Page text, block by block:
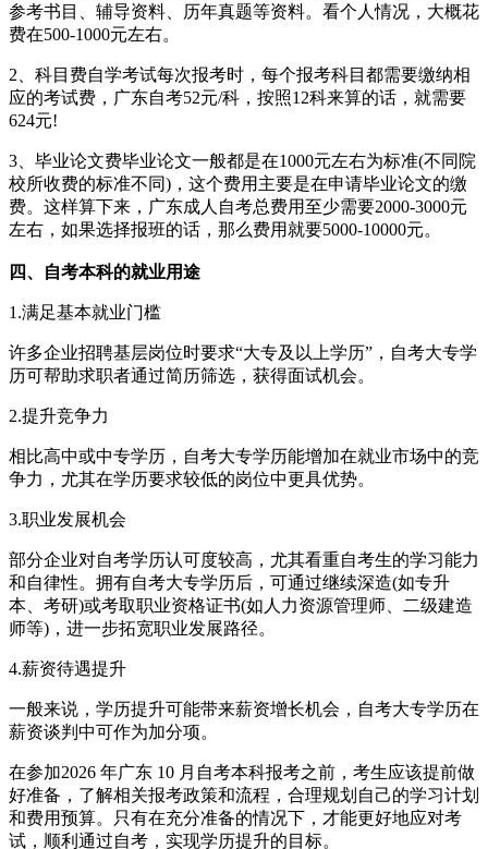
参考书目、辅导资料、历年真题等资料。看个人情况，大概花
费在500-1000元左右。
2、科目费自学考试每次报考时，每个报考科目都需要缴纳相
应的考试费，广东自考52元/科，按照12科来算的话，就需要
624元!
3、毕业论文费毕业论文一般都是在1000元左右为标准(不同院
校所收费的标准不同)，这个费用主要是在申请毕业论文的缴
费。这样算下来，广东成人自考总费用至少需要2000-3000元
左右，如果选择报班的话，那么费用就要5000-10000元。
四、自考本科的就业用途
1.满足基本就业门槛
许多企业招聘基层岗位时要求“大专及以上学历”，自考大专学
历可帮助求职者通过简历筛选，获得面试机会。
2.提升竞争力
相比高中或中专学历，自考大专学历能增加在就业市场中的竞
争力，尤其在学历要求较低的岗位中更具优势。
3.职业发展机会
部分企业对自考学历认可度较高，尤其看重自考生的学习能力
和自律性。拥有自考大专学历后，可通过继续深造(如专升
本、考研)或考取职业资格证书(如人力资源管理师、二级建造
师等)，进一步拓宽职业发展路径。
4.薪资待遇提升
一般来说，学历提升可能带来薪资增长机会，自考大专学历在
薪资谈判中可作为加分项。
在参加2026 年广东 10 月自考本科报考之前，考生应该提前做
好准备，了解相关报考政策和流程，合理规划自己的学习计划
和费用预算。只有在充分准备的情况下，才能更好地应对考
试，顺利通过自考，实现学历提升的目标。